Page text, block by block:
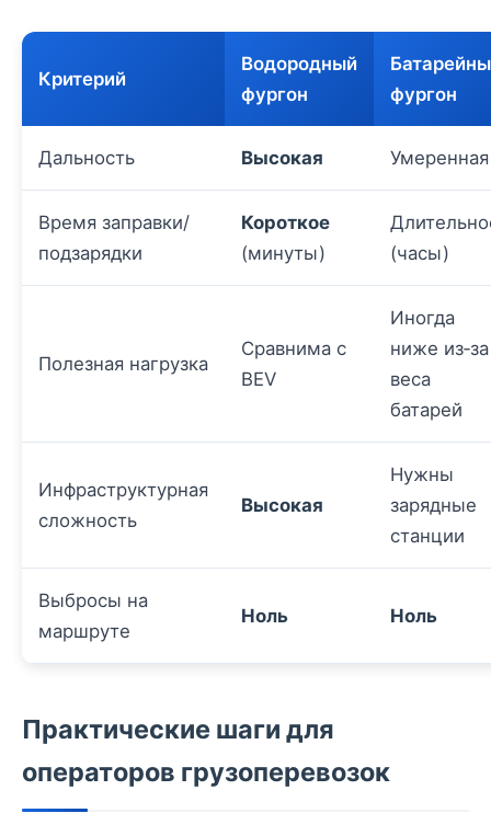
Критерий
Водородный
фургон
фургон
Дальность Высокая Умеренная
Время заправки/
подзарядки
Короткое
(минуты)
(часы)
Полезная нагрузка
Сравнима с
BEV
Иногда
ниже из‑за
веса
батарей
Инфраструктурная
сложность
Высокая
Нужны
зарядные
станции
Выбросы на
маршруте
Ноль Ноль
Практические шаги для
операторов грузоперевозок